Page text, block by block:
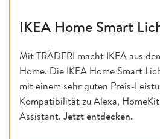
IKEA Home Smart
Mit TRÅDFRI macht IKEA aus
Home. Die IKEA Home Smart
mit einem sehr guten Preis-
Kompatibilität zu Alexa,
Assistant. Jetzt entdecken.